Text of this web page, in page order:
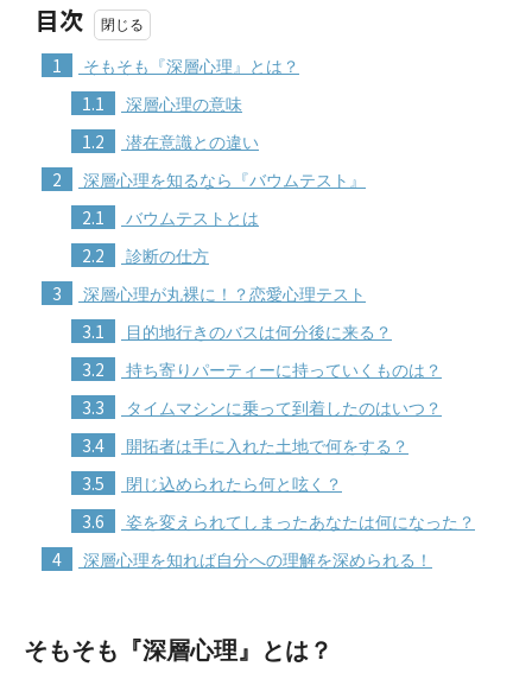
目次
1 そもそも『深層心理』とは？
1.1 深層心理の意味
1.2 潜在意識との違い
2 深層心理を知るなら『バウムテスト』
2.1 バウムテストとは
2.2 診断の仕方
3 深層心理が丸裸に！？恋愛心理テスト
3.1 目的地行きのバスは何分後に来る？
3.2 持ち寄りパーティーに持っていくものは？
3.3 タイムマシンに乗って到着したのはいつ？
3.4 開拓者は手に入れた土地で何をする？
3.5 閉じ込められたら何と呟く？
3.6 姿を変えられてしまったあなたは何になった？
4 深層心理を知れば自分への理解を深められる！
そもそも『深層心理』とは？